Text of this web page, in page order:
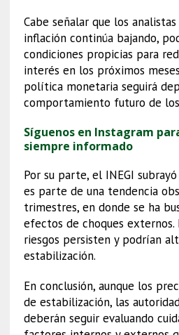
Cabe señalar que los
inflación continúa bajando,
condiciones propicias para
interés en los próximos
política monetaria seguirá
comportamiento futuro de
Síguenos en Instagram
siempre informado
Por su parte, el INEGI
es parte de una tendencia
trimestres, en donde se ha
efectos de choques
riesgos persisten y podrían
estabilización.
En conclusión, aunque los
de estabilización, las
deberán seguir evaluando